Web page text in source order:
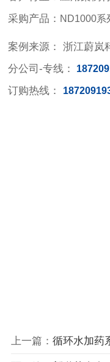
采购产品： ND1000系
案例来源： 浙江蔚岚
分公司-专线：
订购热线：
上一篇： 循环水加药